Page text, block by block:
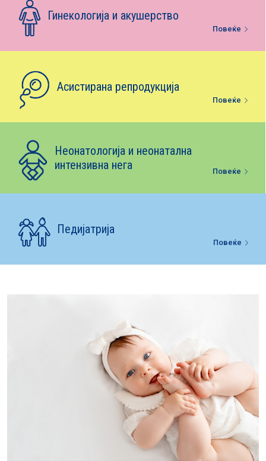
Е-библиотека
Гинекологија и акушерство
Повеќе
Асистирана репродукција
Повеќе
Неонатологија и неонатална
интензивна нега
Повеќе
Педијатрија
Повеќе